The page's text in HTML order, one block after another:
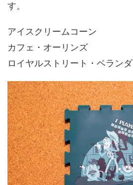
す。
アイスクリームコーン
カフェ・オーリンズ
ロイヤルストリート・ベランダ